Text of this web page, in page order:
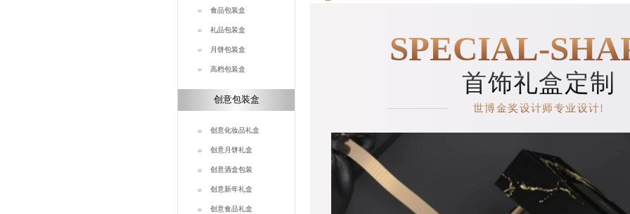
食品包装盒
礼品包装盒
月饼包装盒
高档包装盒
创意包装盒
创意化妆品礼盒
创意月饼礼盒
创意酒盒包装
创意新年礼盒
创意食品礼盒
SPECIAL-
首饰礼盒定制
世博金奖设计师专业设计!